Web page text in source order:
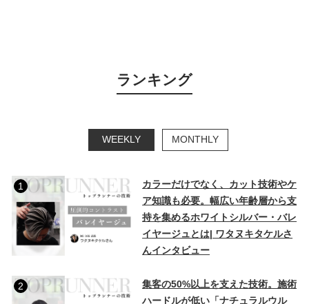
ランキング
WEEKLY MONTHLY
1
カラーだけでなく、カット技術やケ
ア知識も必要。幅広い年齢層から支
持を集めるホワイトシルバー・バレ
イヤージュとは| ワタヌキタケルさ
んインタビュー
2
集客の50%以上を支えた技術。施術
ハードルが低い「ナチュラルウル